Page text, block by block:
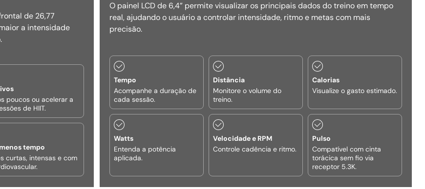
de 26,77
a intensidade
poucos ou acelerar a
de HIIT.
tempo
curtas, intensas e com
O painel LCD de 6,4” permite visualizar os principais dados do treino em tempo
real, ajudando o usuário a controlar intensidade, ritmo e metas com mais
precisão.
Tempo
Acompanhe a duração de
cada sessão.
Distância
Monitore o volume do
treino.
Calorias
Visualize o gasto estimado.
Watts
Entenda a potência
aplicada.
Velocidade e RPM
Controle cadência e ritmo.
Pulso
Compatível com cinta
torácica sem fio via
receptor 5.3K.